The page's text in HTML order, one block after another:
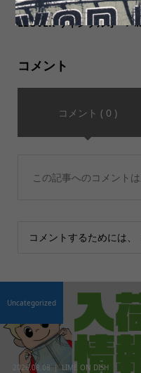
ナリーフィッツ)】LINEN
LLOVER リネンプルオーバ
コメント
コメント ( 0 )
この記事へのコメントは
コメントするためには、
2026.08.08 LIME ON DISH
Uncategorized